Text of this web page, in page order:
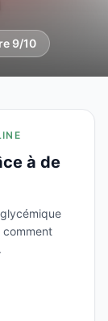
9/10
à de
comment